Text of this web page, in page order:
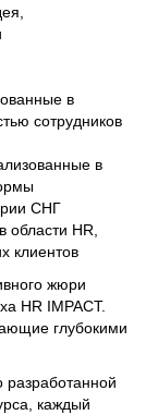
в
сотрудников
в
СНГ
HR,
клиентов
жюри
HR IMPACT.
глубокими
каждый